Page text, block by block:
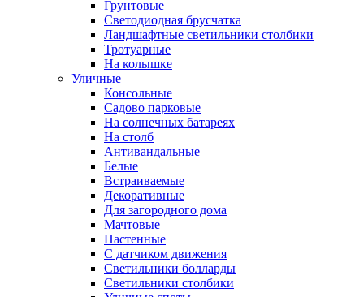
Грунтовые
Светодиодная брусчатка
Ландшафтные светильники столбики
Тротуарные
На колышке
Уличные
Консольные
Садово парковые
На солнечных батареях
На столб
Антивандальные
Белые
Встраиваемые
Декоративные
Для загородного дома
Мачтовые
Настенные
С датчиком движения
Светильники болларды
Светильники столбики